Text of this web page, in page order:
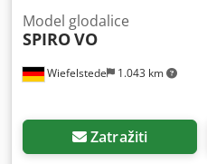
Wiefelstede 1.043 km
Model glodalice
SPIROVO
Zatražiti